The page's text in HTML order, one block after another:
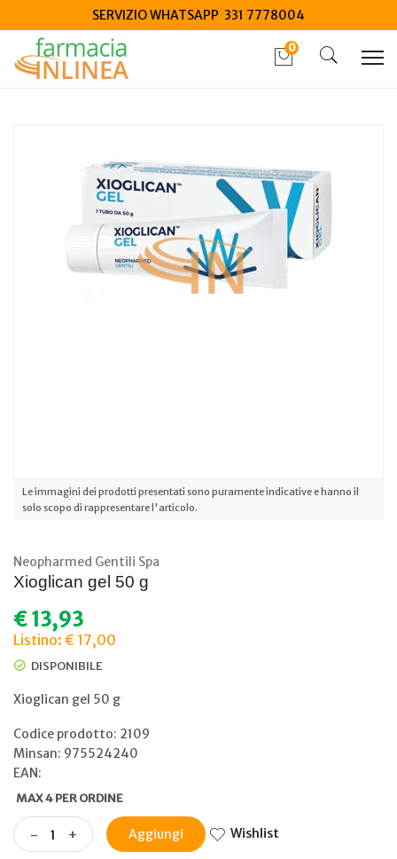
SERVIZIO WHATSAPP 331 7778004
0
Le immagini dei prodotti presentati sono puramente indicative e hanno il
solo scopo di rappresentare l'articolo.
Neopharmed Gentili Spa
Xioglican gel 50 g
€13,93
Listino: € 17,00
DISPONIBILE
Xioglican gel 50 g
Codice prodotto: 2109
Minsan: 975524240
EAN:
MAX 4 PER ORDINE
- + Aggiungi Wishlist